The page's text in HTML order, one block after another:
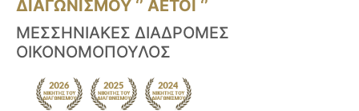
ΔΙΑΓΩΝΙΣΜΟΥ ‘’ ΑΕΤΟΙ ‘’
ΜΕΣΣΗΝΙΑΚΕΣ ΔΙΑΔΡΟΜΕΣ
ΟΙΚΟΝΟΜΟΠΟΥΛΟΣ